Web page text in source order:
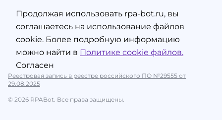
© 2026 RPABot. Все права защищены.
Реестровая запись в реестре российского ПО №29555 от
29.08.2025
Продолжая использовать rpa-bot.ru, вы
соглашаетесь на использование файлов
cookie. Более подробную информацию
можно найти в Политике cookie файлов.
Согласен